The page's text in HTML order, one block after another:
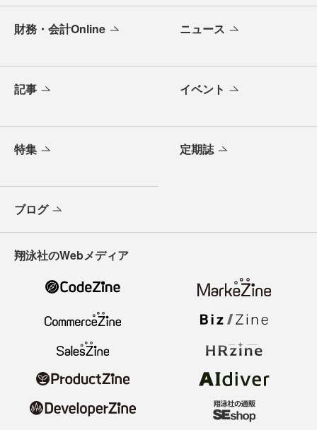
財務・会計Online ニュース
記事 イベント
特集 定期誌
ブログ
翔泳社のWebメディア